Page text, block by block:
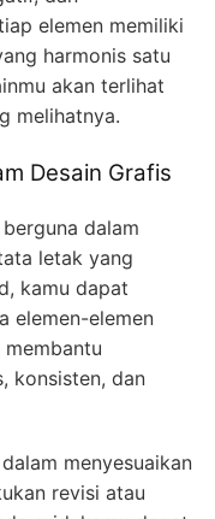
elemen memiliki
harmonis satu
akan terlihat
melihatnya.
Desain Grafis
dalam
letak yang
kamu dapat
elemen-elemen
konsisten, dan
menyesuaikan
revisi atau